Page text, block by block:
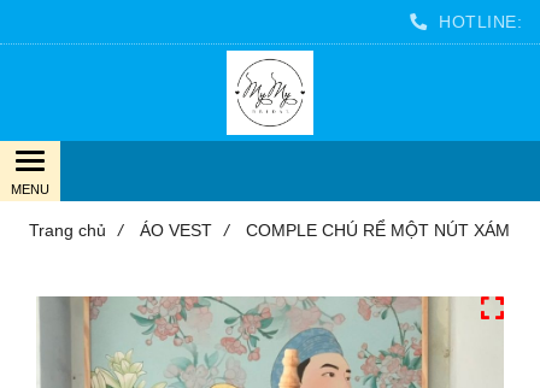
HOTLINE:
Trang chủ / ÁO VEST / COMPLE CHÚ RỂ MỘT NÚT XÁM